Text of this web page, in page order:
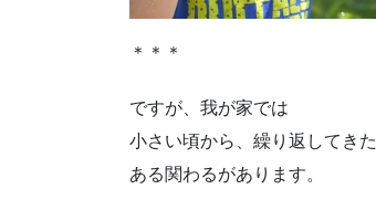
＊＊＊
ですが、我が家では
小さい頃から、繰り返してきた
ある関わるがあります。